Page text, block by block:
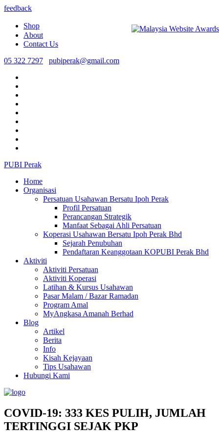
feedback
Shop
About
Contact Us
05 322 7297
pubiperak@gmail.com
PUBI Perak
Home
Organisasi
Persatuan Usahawan Bersatu Ipoh Perak
Profil Persatuan
Perancangan Strategik
Manfaat Sebagai Ahli Persatuan
Koperasi Usahawan Bersatu Ipoh Perak Bhd
Sejarah Penubuhan
Pendaftaran Keanggotaan KOPUBI Perak Bhd
Aktiviti
Aktiviti Persatuan
Aktiviti Koperasi
Latihan & Kursus Usahawan
Pasar Malam / Bazar Ramadan
Program Amal
MyAngkasa Amanah Berhad
Blog
Artikel
Berita
Info
Kisah Kejayaan
Tips Usahawan
Hubungi Kami
COVID-19: 333 KES PULIH, JUMLAH
TERTINGGI SEJAK PKP